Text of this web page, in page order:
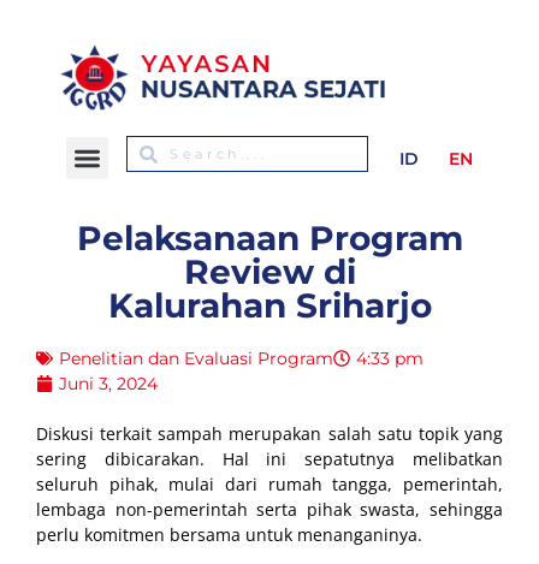
ID EN
Pelaksanaan Program
Review di
Kalurahan Sriharjo
Penelitian dan Evaluasi Program
4:33 pm
Juni 3, 2024
Diskusi terkait sampah merupakan salah satu topik yang
sering dibicarakan. Hal ini sepatutnya melibatkan
seluruh pihak, mulai dari rumah tangga, pemerintah,
lembaga non-pemerintah serta pihak swasta, sehingga
perlu komitmen bersama untuk menanganinya.